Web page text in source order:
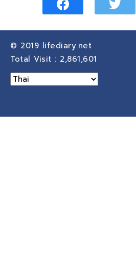
© 2019 lifediary.net
Total Visit : 2,861,601